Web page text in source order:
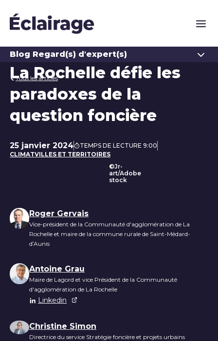
Blog Regard(s) d'expert(s)
Tous les articles
La Rochelle défie les
paradoxes de la
question foncière
Date de publication
25 janvier 2024
TEMPS DE LECTURE 9:00
CLIMATVILLES ET TERRITOIRES
©Jr-
art/Adobe
stock
Liste des auteurs
Roger Gervais
Vice-président de la Communauté d'agglomération de La
Rochelle et maire de la commune rurale de Saint-Médard-
d’Aunis
Antoine Grau
Maire de Lagord et vice Président de la Communauté
d'agglomération de La Rochelle
Linkedin
Christine Simon
Directrice du service Stratégie foncière et projets urbains